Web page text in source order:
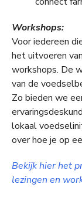
Workshops:
Voor iedereen
het uitvoeren
workshops. De
van de
Zo bieden we
lokaal
over hoe je op
Bekijk hier het
lezingen en